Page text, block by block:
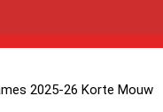
2025-26 Korte Mouw